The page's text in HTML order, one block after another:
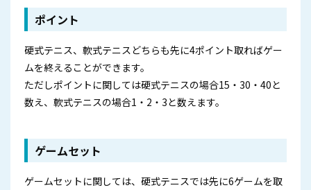
ポイント
硬式テニス、軟式テニスどちらも先に4ポイント取ればゲー
ムを終えることができます。
ただしポイントに関しては硬式テニスの場合15・30・40と
数え、軟式テニスの場合1・2・3と数えます。
ゲームセット
ゲームセットに関しては、硬式テニスでは先に6ゲームを取